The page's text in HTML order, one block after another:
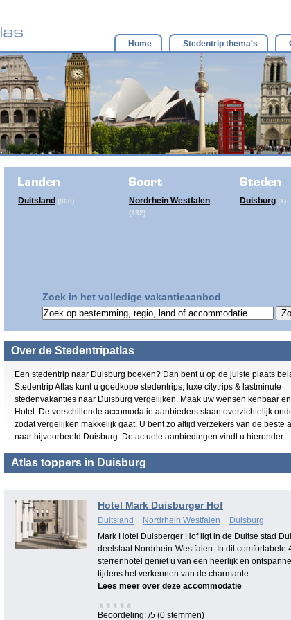
Home Stedentrip thema's
Duitsland (808) Nordrhein Westfalen
(232)
Duisburg (1)
Zoek in het volledige vakantieaanbod
Over de Stedentripatlas
Een stedentrip naar Duisburg boeken? Dan bent u op de juiste plaats
Stedentrip Atlas kunt u goedkope stedentrips, luxe citytrips & lastminute
stedenvakanties naar Duisburg vergelijken. Maak uw wensen kenbaar
Hotel. De verschillende accomodatie aanbieders staan overzichtelijk
zodat vergelijken makkelijk gaat. U bent zo altijd verzekers van de beste
naar bijvoorbeeld Duisburg. De actuele aanbiedingen vindt u hieronder:
Atlas toppers in Duisburg
Hotel Mark Duisburger Hof
Duitsland Nordrhein Westfalen
Duisburg
Mark Hotel Duisberger Hof ligt in de Duitse stad
deelstaat Nordrhein-Westfalen. In dit comfortabele
sterrenhotel geniet u van een heerlijk en
tijdens het verkennen van de charmante
Lees meer over deze accommodatie
Beoordeling: /5 (0 stemmen)